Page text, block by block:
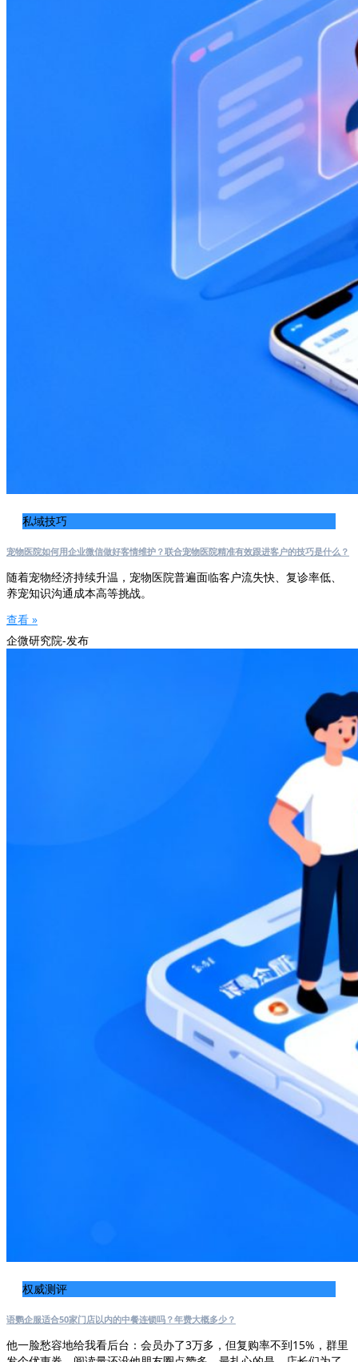
私域技巧
宠物医院如何用企业微信做好客情维护？联合宠物医院精准有效跟进客户的技巧是什么？
随着宠物经济持续升温，宠物医院普遍面临客户流失快、复诊率低、
养宠知识沟通成本高等挑战。
查看 »
企微研究院-发布
权威测评
语鹦企服适合50家门店以内的中餐连锁吗？年费大概多少？
他一脸愁容地给我看后台：会员办了3万多，但复购率不到15%，群里